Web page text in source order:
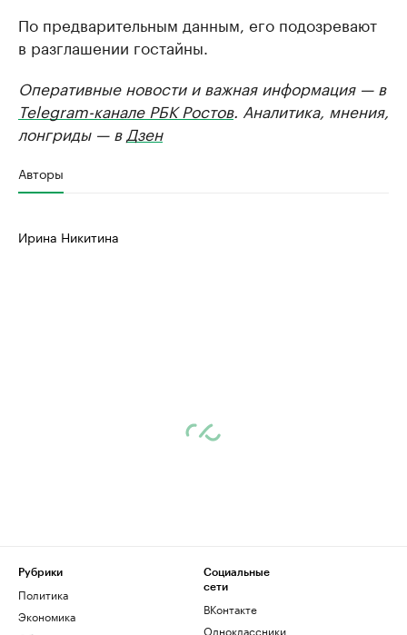
По предварительным данным, его подозревают
в разглашении гостайны.
Оперативные новости и важная информация — в
Telegram-канале РБК Ростов. Аналитика, мнения,
лонгриды — в Дзен
Авторы
Ирина Никитина
Рубрики
Политика
Экономика
Социальные
сети
ВКонтакте
Одноклассники